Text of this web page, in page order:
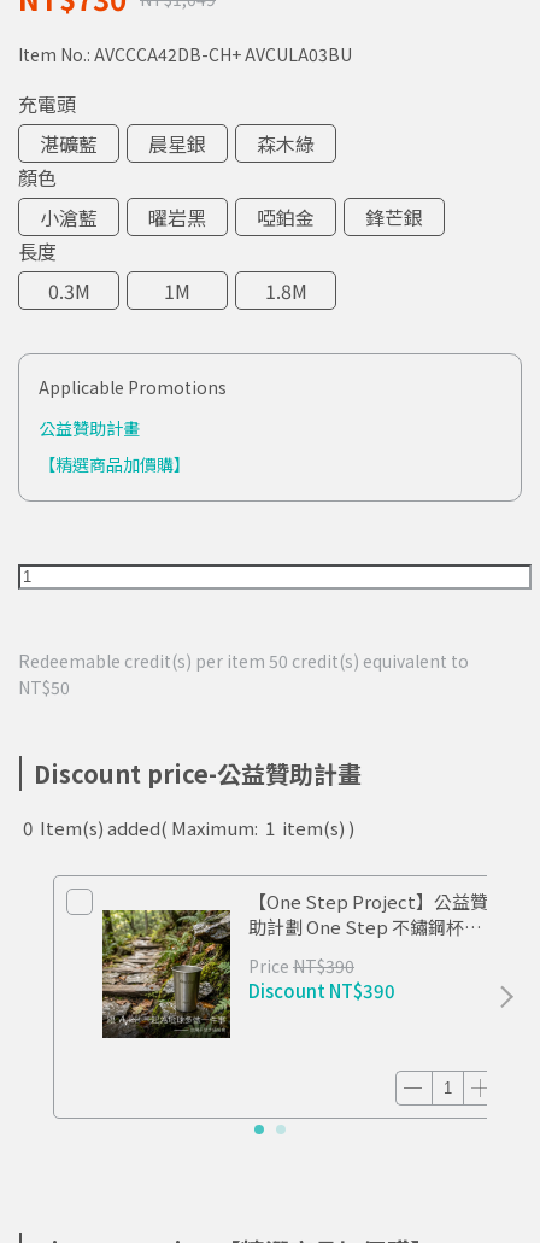
Item No.: AVCCCA42DB-CH+ AVCULA03BU
充電頭
湛礦藍
晨星銀
森木綠
顏色
小滄藍
曜岩黑 啞鉑金
鋒芒銀
長度
0.3M
1M 1.8M
Applicable Promotions
公益贊助計畫
【精選商品加價購】
Redeemable credit(s) per item 50 credit(s) equivalent to
NT$50
Discount price-公益贊助計畫
0 Item(s) added( Maximum: 1 item(s) )
【One Step Project】公益贊
助計劃 One Step 不鏽鋼杯
Price NT$390
Discount NT$390